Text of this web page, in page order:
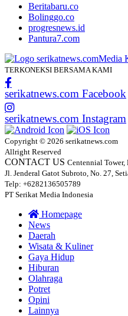
Beritabaru.co
Bolinggo.co
progresnews.id
Pantura7.com
TERKONEKSI BERSAMA KAMI
serikatnews.com Facebook
serikatnews.com Instagram
Copyright © 2026 serikatnews.com
Allright Reserved
CONTACT US Centennial Tower,
Jl. Jenderal Gatot Subroto, No. 27,
Telp: +6282136505789
PT Serikat Media Indonesia
Homepage
News
Daerah
Wisata & Kuliner
Gaya Hidup
Hiburan
Olahraga
Potret
Opini
Lainnya